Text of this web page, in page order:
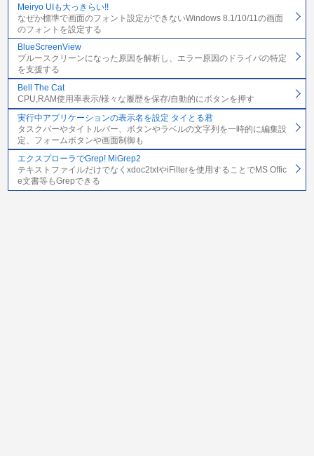
Meiryo UIも大っきらい!!
なぜか標準で画面のフォント設定ができないWindows 8.1/10/11の画面
のフォントを設定する
BlueScreenView
ブルースクリーンになった原因を解析し、エラー原因のドライバの特定
を支援する
Bell The Cat
CPU,RAM使用率表示/様々な履歴を保存/自動的にボタンを押す
実行中アプリケーションの表示名を設定 タイとる君
タスクバーやタイトルバー、ボタンやラベルの文字列を一時的に編集設
定、フォームボタンや画面制御も
エクスプローラでGrep! MiGrep2
テキストファイルだけでなくxdoc2txtやiFilterを使用することでMS Offic
e文書等もGrepできる